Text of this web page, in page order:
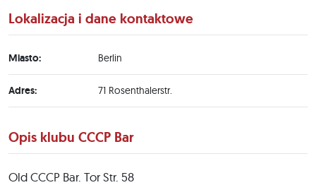
Lokalizacja i dane kontaktowe
Miasto: Berlin
Adres: 71 Rosenthalerstr.
Opis klubu CCCP Bar
Old CCCP Bar. Tor Str. 58